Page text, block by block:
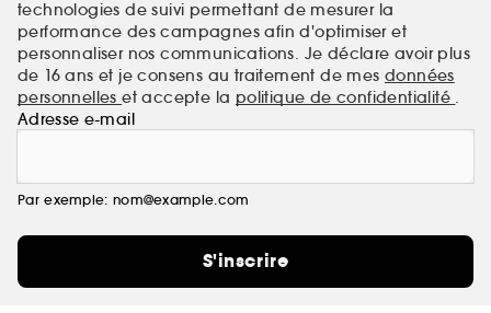
technologies de suivi permettant de mesurer la
performance des campagnes afin d'optimiser et
personnaliser nos communications. Je déclare avoir plus
de 16 ans et je consens au traitement de mes données
personnelleset accepte la politique de confidentialité .
Adresse e-mail
Par exemple: nom@example.com
S'inscrire